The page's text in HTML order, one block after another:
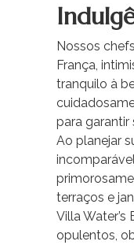
Nossos
França,
tranquilo à
para
Ao planejar
terraços e
Villa
opulentos,